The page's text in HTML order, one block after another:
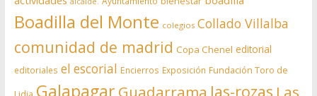
Boadilla del Monte colegios Collado Villalba
comunidad de madrid Copa Chenel editorial
editoriales el escorial Encierros Exposición Fundación Toro de
Galapagar las-rozas